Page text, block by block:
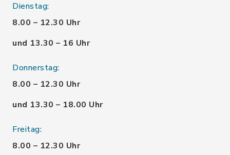
Dienstag:
8.00 – 12.30 Uhr
und 13.30 – 16 Uhr
Donnerstag:
8.00 – 12.30 Uhr
und 13.30 – 18.00 Uhr
Freitag:
8.00 – 12.30 Uhr